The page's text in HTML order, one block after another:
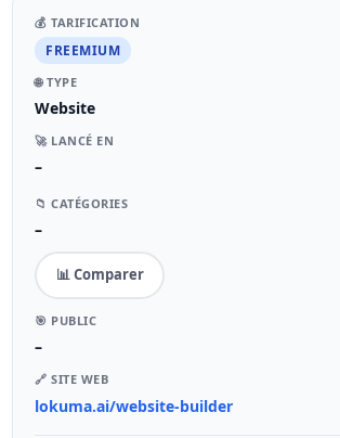
💰 TARIFICATION
FREEMIUM
🌐 TYPE
Website
🚀 LANCÉ EN
–
📁 CATÉGORIES
–
📊 Comparer
🎯 PUBLIC
–
🔗 SITE WEB
lokuma.ai/website-builder